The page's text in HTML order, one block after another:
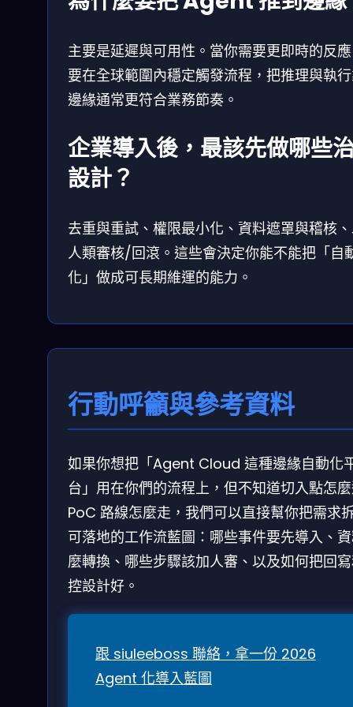
主要是延遲與可用性。當你需要更即時的反
要在全球範圍內穩定觸發流程，把推理與執
邊緣通常更符合業務節奏。
企業導入後，最該先做哪些
設計？
去重與重試、權限最小化、資料遮罩與稽核
人類審核/回滾。這些會決定你能不能把「自
化」做成可長期維運的能力。
行動呼籲與參考資料
如果你想把「Agent Cloud 這種邊緣自動化
台」用在你們的流程上，但不知道切入點怎
PoC 路線怎麼走，我們可以直接幫你把需求
可落地的工作流藍圖：哪些事件要先導入、
麼轉換、哪些步驟該加人審、以及如何把回
控設計好。
跟 siuleeboss 聯絡，拿一份 2026
Agent 化導入藍圖